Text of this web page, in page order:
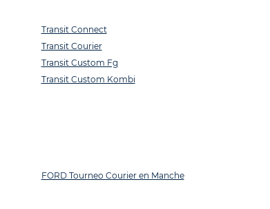
Transit Connect
Transit Courier
Transit Custom Fg
Transit Custom Kombi
FORD Tourneo Courier en Manche